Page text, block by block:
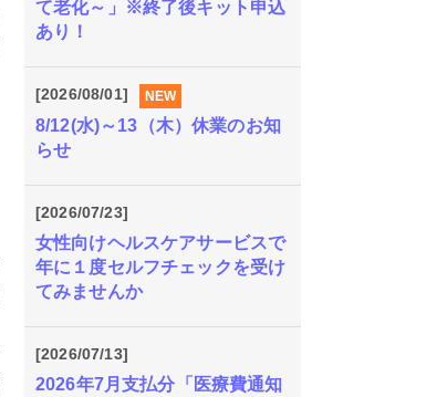
て老化～」※終了後キット申込
あり！
[2026/08/01] NEW
8/12(水)～13（木）休業のお知
らせ
[2026/07/23]
女性向けヘルスケアサービスで
年に１度セルフチェックを受け
てみませんか
[2026/07/13]
2026年7月支払分「医療費通知